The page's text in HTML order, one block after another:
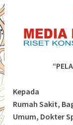
Kepada
Rumah Sakit,
Umum, Dokter